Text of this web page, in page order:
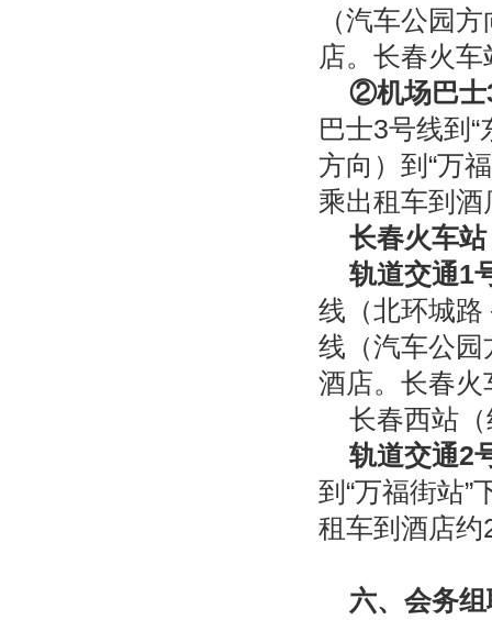
（汽车公园
店。长春火
②机场巴
巴士3号线到
方向）到“万
乘出租车到
长春火车
轨道交通1
线（北环城路
线（汽车公园
酒店。长春
长春西站
轨道交通2
到“万福街站
租车到酒店约
六、会务